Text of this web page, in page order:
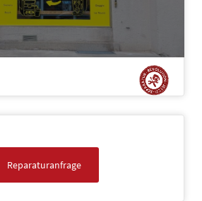
Reparaturanfrage